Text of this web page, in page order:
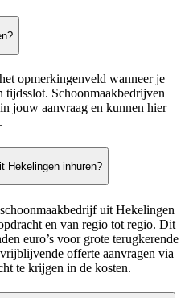
opmerkingenveld wanneer je
tijdsslot. Schoonmaakbedrijven
jouw aanvraag en kunnen hier
Hekelingen inhuren?
uit Hekelingen
en van regio tot regio. Dit
euro’s voor grote terugkerende
offerte aanvragen via
te krijgen in de kosten.